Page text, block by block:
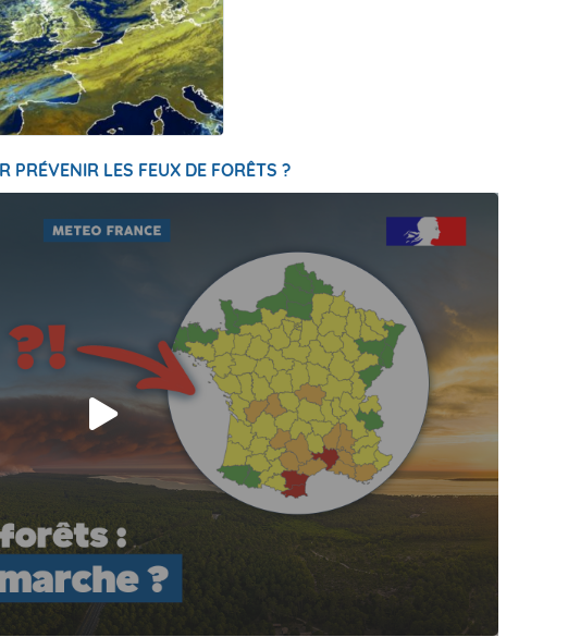
PRÉVENIR LES FEUX DE FORÊTS ?